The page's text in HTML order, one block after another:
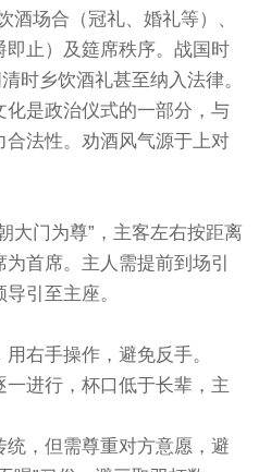
酒场合（冠礼、婚礼等）、
止）及筵席秩序。战国时
时乡饮酒礼甚至纳入法律。
是政治仪式的一部分，与
法性。劝酒风气源于上对
大门为尊”，主客左右按距离
首席。主人需提前到场引
引至主座。
右手操作，避免反手。
进行，杯口低于长辈，主
，但需尊重对方意愿，避